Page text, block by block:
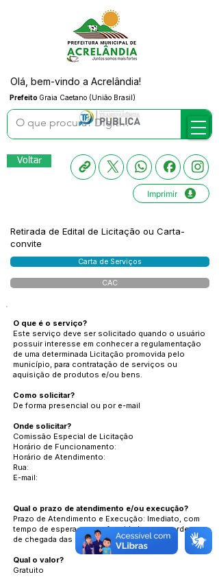
Prefeito Graia Caetano (União Brasil)
Olá, bem-vindo a Acrelândia!
Voltar
Imprimir
Retirada de Edital de Licitação ou Carta-
convite
Carta de Serviços
CAC
O que é o serviço?
Este serviço deve ser solicitado quando o usuário
possuir interesse em conhecer a regulamentação
de uma determinada Licitação promovida pelo
município, para contratação de serviços ou
aquisição de produtos e/ou bens.
Como solicitar?
De forma presencial ou por e-mail
Onde solicitar?
Comissão Especial de Licitação
Horário de Funcionamento:
Horário de Atendimento:
Rua:
E-mail:
Qual o prazo de atendimento e/ou execução?
Prazo de Atendimento e Execução: Imediato, com
tempo de espera em conformidade com a ordem
de chegada das pessoas e/ou e-mails.
Qual o valor?
Gratuito